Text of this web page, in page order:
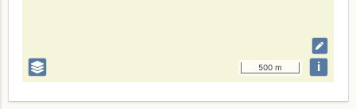
500 m i